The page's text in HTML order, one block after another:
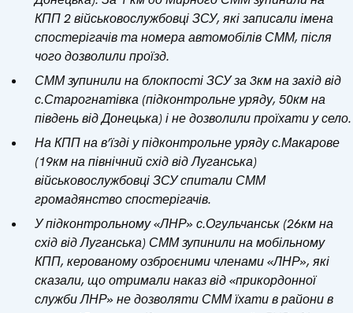
КПП 2 військовослужбовці ЗСУ, які записали імена
спостерігачів та номера автомобілів СММ, після
чого дозволили проїзд.
СММ зупинили на блокпості ЗСУ за 3км на захід від
с.Старогнатівка (підконтрольне уряду, 50км на
південь від Донецька) і не дозволили проїхати у село.
На КПП на в’їзді у підконтрольне уряду с.Макарове
(19км на північний схід від Луганська)
військовослужбовці ЗСУ спитали СММ
громадянство спостерігачів.
У підконтрольному «ЛНР» с.Огульчанськ (26км на
схід від Луганська) СММ зупинили на мобільному
КПП, керованому озброєними членами «ЛНР», які
сказали, що отримали наказ від «прикордонної
служби ЛНР» не дозволяти СММ їхати в райони в